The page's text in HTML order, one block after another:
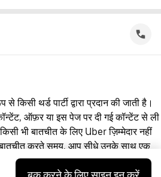
किसी थर्ड पार्टी द्वारा प्रदान की जाती है।
ऑफ़र या इस पेज पर दी गई कॉन्टेंट से ली
भी बातचीत के लिए Uber ज़िम्मेदार नहीं
करते समय, आप सीधे उनके साथ एक
पक्षकार नहीं है। सवाल पूछने के लिए, कृपया